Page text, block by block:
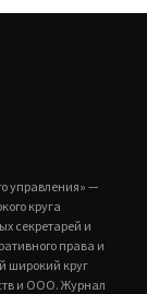
управления» —
круга
секретарей и
права и
широкий круг
и ООО. Журнал